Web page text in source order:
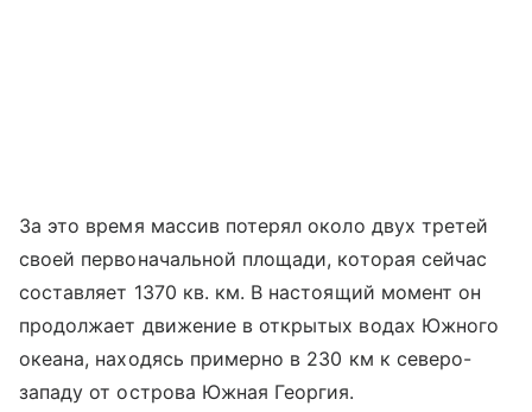
За это время массив потерял около двух третей
своей первоначальной площади, которая сейчас
составляет 1370 кв. км. В настоящий момент он
продолжает движение в открытых водах Южного
океана, находясь примерно в 230 км к северо-
западу от острова Южная Георгия.